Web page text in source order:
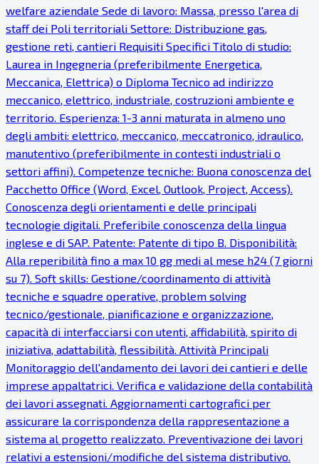
welfare aziendale Sede di lavoro: Massa, presso l'area di
staff dei Poli territoriali Settore: Distribuzione gas,
gestione reti, cantieri Requisiti Specifici Titolo di studio:
Laurea in Ingegneria (preferibilmente Energetica,
Meccanica, Elettrica) o Diploma Tecnico ad indirizzo
meccanico, elettrico, industriale, costruzioni ambiente e
territorio. Esperienza: 1-3 anni maturata in almeno uno
degli ambiti: elettrico, meccanico, meccatronico, idraulico,
manutentivo (preferibilmente in contesti industriali o
settori affini). Competenze tecniche: Buona conoscenza del
Pacchetto Office (Word, Excel, Outlook, Project, Access).
Conoscenza degli orientamenti e delle principali
tecnologie digitali. Preferibile conoscenza della lingua
inglese e di SAP. Patente: Patente di tipo B. Disponibilità:
Alla reperibilità fino a max 10 gg medi al mese h24 (7 giorni
su 7). Soft skills: Gestione/coordinamento di attività
tecniche e squadre operative, problem solving
tecnico/gestionale, pianificazione e organizzazione,
capacità di interfacciarsi con utenti, affidabilità, spirito di
iniziativa, adattabilità, flessibilità. Attività Principali
Monitoraggio dell'andamento dei lavori dei cantieri e delle
imprese appaltatrici. Verifica e validazione della contabilità
dei lavori assegnati. Aggiornamenti cartografici per
assicurare la corrispondenza della rappresentazione a
sistema al progetto realizzato. Preventivazione dei lavori
relativi a estensioni/modifiche del sistema distributivo.